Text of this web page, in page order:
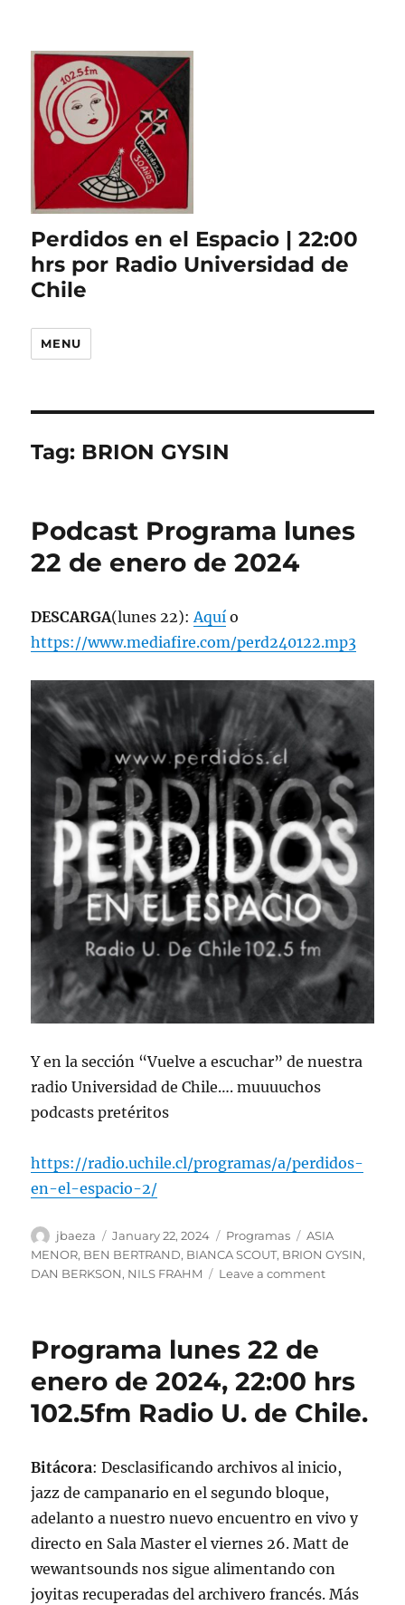
Perdidos en el Espacio | 22:00
hrs por Radio Universidad de
Chile
MENU
Tag: BRION GYSIN
Podcast Programa lunes
22 de enero de 2024
DESCARGA(lunes 22):Aquí o
https://www.mediafire.com/perd240122.mp3
Y en la sección “Vuelve a escuchar” de nuestra
radio Universidad de Chile…. muuuuchos
podcasts pretéritos
https://radio.uchile.cl/programas/a/perdidos-
en-el-espacio-2/
Author
jbaeza
Posted
on
January 22, 2024 Categories
Programas Tags
ASIA
MENOR, BEN BERTRAND, BIANCA SCOUT, BRION GYSIN,
DAN BERKSON, NILS FRAHM Leave a commenton
enero
de
2024
Programa lunes 22 de
enero de 2024, 22:00 hrs
102.5fm Radio U. de Chile.
Bitácora: Desclasificando archivos al inicio,
jazz de campanario en el segundo bloque,
adelanto a nuestro nuevo encuentro en vivo y
directo en Sala Master el viernes 26. Matt de
wewantsounds nos sigue alimentando con
joyitas recuperadas del archivero francés. Más